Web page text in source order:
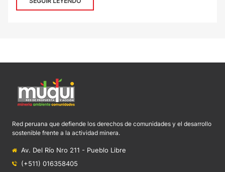
Red peruana que defiende los derechos de comunidades y el desarrollo
sostenible frente a la actividad minera.
Av. Del Río Nro 211 - Pueblo Libre
(+511) 016358405